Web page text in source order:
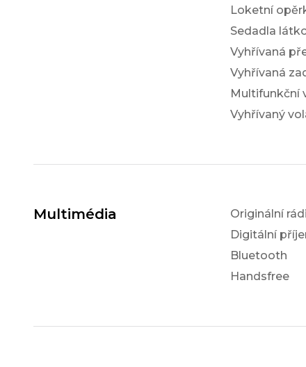
Loketní
Sedadla
Vyhřívaná
Vyhřívaná
Multifunkční
Vyhřívaný
Multimédia
Originální
Digitální
Bluetooth
Handsfree